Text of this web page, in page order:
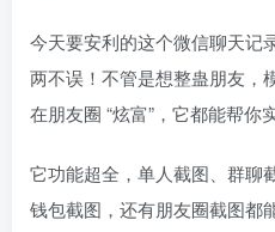
今天要安利的这个微信聊天记
两不误！不管是想整蛊朋友，
在朋友圈 “炫富”，它都能帮你实
它功能超全，单人截图、群聊
钱包截图，还有朋友圈截图都